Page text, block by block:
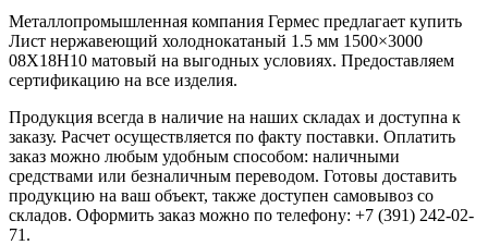
Металлопромышленная компания Гермес предлагает купить
Лист нержавеющий холоднокатаный 1.5 мм 1500×3000
08Х18Н10 матовый на выгодных условиях. Предоставляем
сертификацию на все изделия.
Продукция всегда в наличие на наших складах и доступна к
заказу. Расчет осуществляется по факту поставки. Оплатить
заказ можно любым удобным способом: наличными
средствами или безналичным переводом. Готовы доставить
продукцию на ваш объект, также доступен самовывоз со
складов. Оформить заказ можно по телефону: +7 (391) 242-02-
71.